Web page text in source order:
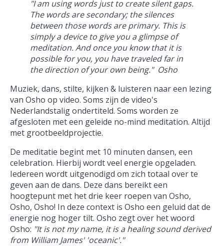
"I am using words just to create silent gaps.
The words are secondary; the silences
between those words are primary. This is
simply a device to give you a glimpse of
meditation. And once you know that it is
possible for you, you have traveled far in
the direction of your own being." Osho
Muziek, dans, stilte, kijken & luisteren naar een lezing
van Osho op video. Soms zijn de video's
Nederlandstalig ondertiteld. Soms worden ze
afgesloten met een geleide no-mind meditation. Altijd
met grootbeeldprojectie.
De meditatie begint met 10 minuten dansen, een
celebration. Hierbij wordt veel energie opgeladen.
Iedereen wordt uitgenodigd om zich totaal over te
geven aan de dans. Deze dans bereikt een
hoogtepunt met het drie keer roepen van Osho,
Osho, Osho! In deze context is Osho een geluid dat de
energie nog hoger tilt. Osho zegt over het woord
Osho: "It is not my name, it is a healing sound derived
from William James' 'oceanic'."